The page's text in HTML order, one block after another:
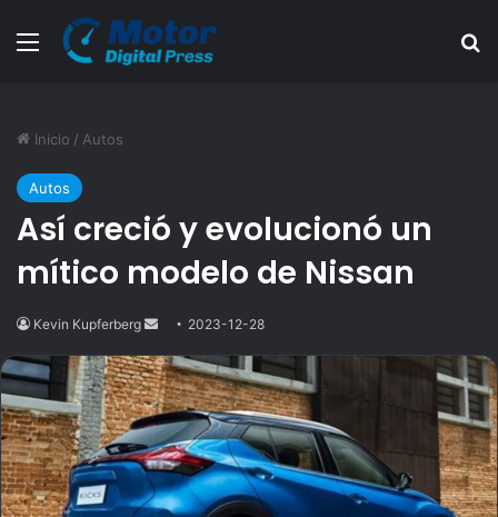
Menú
Inicio / Autos
Autos
Así creció y evolucionó un
mítico modelo de Nissan
Kevin Kupferberg
Send
email
2023-12-28